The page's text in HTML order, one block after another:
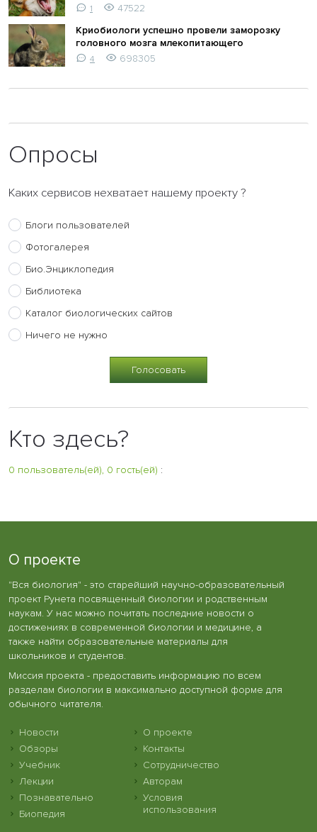
1
47522
Криобиологи успешно провели заморозку
головного мозга млекопитающего
4 698305
Опросы
Каких сервисов нехватает нашему проекту ?
Блоги пользователей
Фотогалерея
Био.Энциклопедия
Библиотека
Каталог биологических сайтов
Ничего не нужно
Кто здесь?
0 пользователь(ей), 0 гость(ей) :
О проекте
"Вся биология" - это старейший научно-образовательный
проект Рунета посвященный биологии и родственным
наукам. У нас можно почитать последние новости о
достижениях в современной биологии и медицине, а
также найти образовательные материалы для
школьников и студентов.
Миссия проекта - предоставить информацию по всем
разделам биологии в максимально доступной форме для
обычного читателя.
Новости
Обзоры
Учебник
Лекции
Познавательно
Биопедия
О проекте
Контакты
Сотрудничество
Авторам
Условия
использования